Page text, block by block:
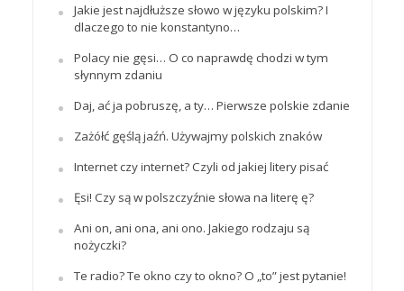
Jakie jest najdłuższe słowo w języku polskim? I
dlaczego to nie konstantyno…
Polacy nie gęsi… O co naprawdę chodzi w tym
słynnym zdaniu
Daj, ać ja pobruszę, a ty… Pierwsze polskie zdanie
Zażółć gęślą jaźń. Używajmy polskich znaków
Internet czy internet? Czyli od jakiej litery pisać
Ęsi! Czy są w polszczyźnie słowa na literę ę?
Ani on, ani ona, ani ono. Jakiego rodzaju są
nożyczki?
Te radio? Te okno czy to okno? O „to” jest pytanie!